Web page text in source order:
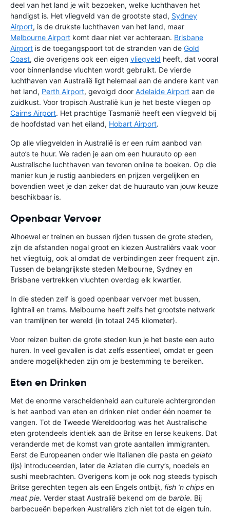
deel van het land je wilt bezoeken, welke luchthaven het
handigst is. Het vliegveld van de grootste stad, Sydney
Airport, is de drukste luchthaven van het land, maar
Melbourne Airport komt daar niet ver achteraan. Brisbane
Airport is de toegangspoort tot de stranden van de Gold
Coast, die overigens ook een eigen vliegveld heeft, dat vooral
voor binnenlandse vluchten wordt gebruikt. De vierde
luchthaven van Australië ligt helemaal aan de andere kant van
het land, Perth Airport, gevolgd door Adelaide Airport aan de
zuidkust. Voor tropisch Australië kun je het beste vliegen op
Cairns Airport. Het prachtige Tasmanië heeft een vliegveld bij
de hoofdstad van het eiland, Hobart Airport.
Op alle vliegvelden in Australië is er een ruim aanbod van
auto’s te huur. We raden je aan om een huurauto op een
Australische luchthaven van tevoren online te boeken. Op die
manier kun je rustig aanbieders en prijzen vergelijken en
bovendien weet je dan zeker dat de huurauto van jouw keuze
beschikbaar is.
Openbaar Vervoer
Alhoewel er treinen en bussen rijden tussen de grote steden,
zijn de afstanden nogal groot en kiezen Australiërs vaak voor
het vliegtuig, ook al omdat de verbindingen zeer frequent zijn.
Tussen de belangrijkste steden Melbourne, Sydney en
Brisbane vertrekken vluchten overdag elk kwartier.
In die steden zelf is goed openbaar vervoer met bussen,
lightrail en trams. Melbourne heeft zelfs het grootste netwerk
van tramlijnen ter wereld (in totaal 245 kilometer).
Voor reizen buiten de grote steden kun je het beste een auto
huren. In veel gevallen is dat zelfs essentieel, omdat er geen
andere mogelijkheden zijn om je bestemming te bereiken.
Eten en Drinken
Met de enorme verscheidenheid aan culturele achtergronden
is het aanbod van eten en drinken niet onder één noemer te
vangen. Tot de Tweede Wereldoorlog was het Australische
eten grotendeels identiek aan de Britse en Ierse keukens. Dat
veranderde met de komst van grote aantallen immigranten.
Eerst de Europeanen onder wie Italianen die pasta en gelato
(ijs) introduceerden, later de Aziaten die curry’s, noedels en
sushi meebrachten. Overigens kom je ook nog steeds typisch
Britse gerechten tegen als een Engels ontbijt, fish ‘n chips en
meat pie. Verder staat Australië bekend om de barbie. Bij
barbecueën beperken Australiërs zich niet tot de eigen tuin.